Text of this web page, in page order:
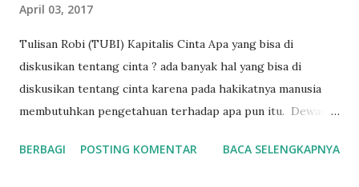
April 03, 2017
Tulisan Robi (TUBI) Kapitalis Cinta Apa yang bisa di
diskusikan tentang cinta ? ada banyak hal yang bisa di
diskusikan tentang cinta karena pada hakikatnya manusia
membutuhkan pengetahuan terhadap apa pun itu. Dewasa
tidak lain karena masyarakat kita disuguhi kata-kata indah
BERBAGI POSTING KOMENTAR BACA SELENGKAPNYA